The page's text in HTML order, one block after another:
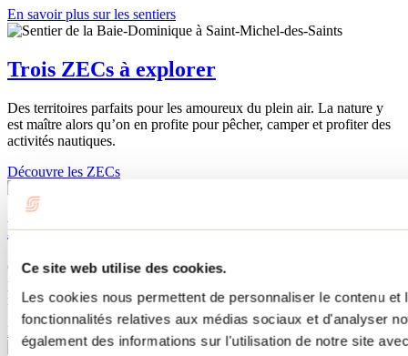
Ce site web utilise des cookies.
Les cookies nous permettent de personnaliser le contenu
fonctionnalités relatives aux médias sociaux et d'analyser
également des informations sur l'utilisation de notre site
En savoir plus sur les sentiers
Trois ZECs à explorer
Des territoires parfaits pour les amoureux du plein air. La nature y
est maître alors qu’on en profite pour pêcher, camper et profiter des
activités nautiques.
Découvre les ZECs
Descendre la rivière Matawin
Que ce soit en canot, en kayak ou en planche à pagaie, il est
possible de louer des embarcations pour faire la descente de la
rivière Matawin.
En savoir plus